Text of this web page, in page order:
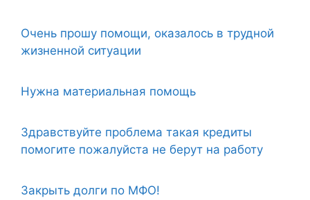
Очень прошу помощи, оказалось в трудной
жизненной ситуации
Нужна материальная помощь
Здравствуйте проблема такая кредиты
помогите пожалуйста не берут на работу
Закрыть долги по МФО!